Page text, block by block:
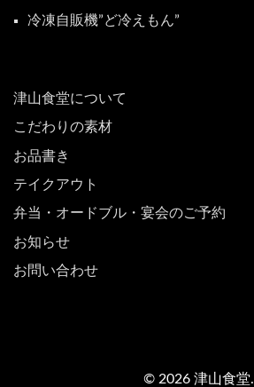
冷凍自販機”ど冷えもん”
津山食堂について
こだわりの素材
お品書き
テイクアウト
弁当・オードブル・宴会のご予約
お知らせ
お問い合わせ
© 2026 津山食堂.